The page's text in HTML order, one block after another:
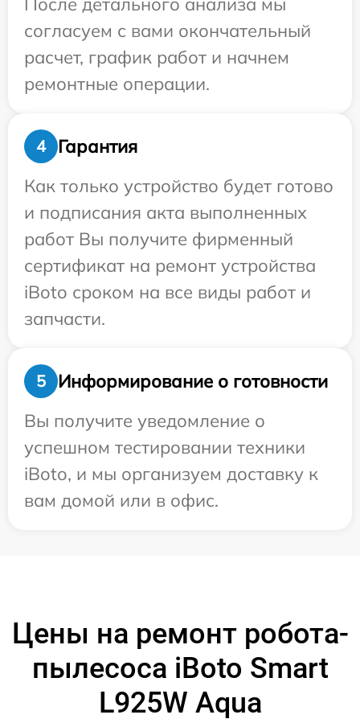
согласуем с вами окончательный
расчет, график работ и начнем
ремонтные операции.
4
Гарантия
Как только устройство будет готово
и подписания акта выполненных
работ Вы получите фирменный
сертификат на ремонт устройства
iBoto сроком на все виды работ и
запчасти.
5
Информирование о готовности
Вы получите уведомление о
успешном тестировании техники
iBoto, и мы организуем доставку к
вам домой или в офис.
Цены на ремонт робота-
пылесоса iBoto Smart
L925W Aqua